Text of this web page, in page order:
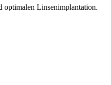
optimalen Linsenimplantation.